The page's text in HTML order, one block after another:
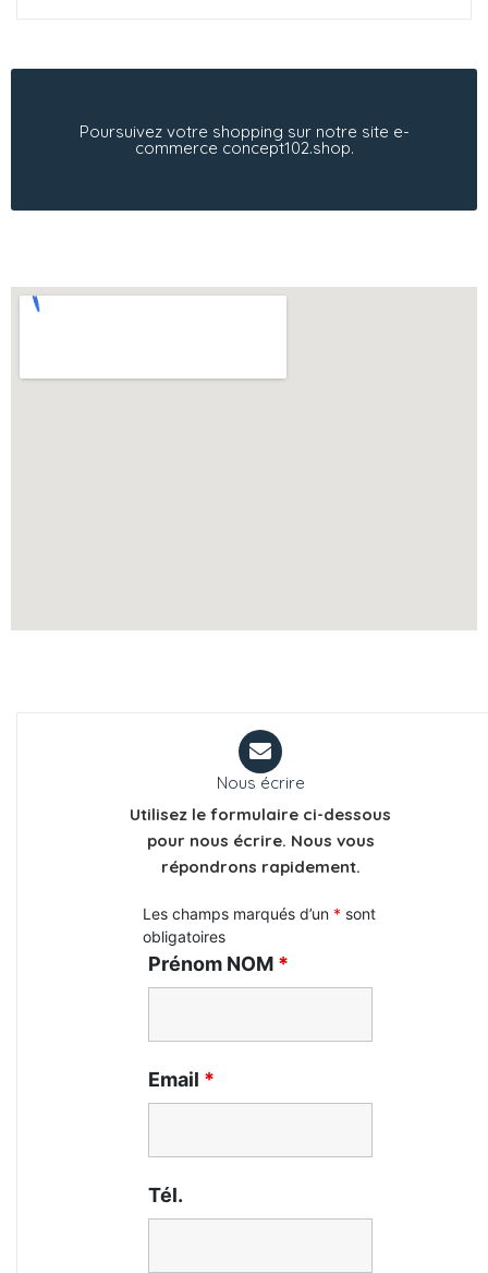
Poursuivez votre shopping sur notre site e-
commerce concept102.shop.
Nous écrire
Utilisez le formulaire ci-dessous
pour nous écrire. Nous vous
répondrons rapidement.
Les champs marqués d’un * sont
obligatoires
Prénom NOM *
Email *
Tél.